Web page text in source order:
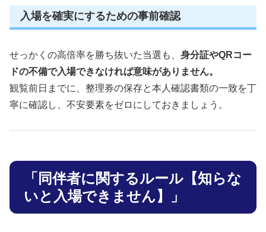
入場を確実にするための事前確認
せっかくの高倍率を勝ち抜いた当選も、 身分証やQRコー
ドの不備で入場できなければ意味がありません。
観覧前日までに、整理券の保存と本人確認書類の一致を丁
寧に確認し、不安要素をゼロにしておきましょう。
「同伴者に関するルール【知らな
いと入場できません】」